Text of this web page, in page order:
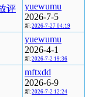
评
yuewumu
2026-7-5
新:2026-7-27 04:19
yuewumu
2026-4-1
新:2026-7-2 19:36
mftxdd
2026-6-9
新:2026-7-2 12:24